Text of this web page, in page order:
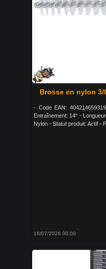
Brosse en nylon 3/
- Code EAN:
Entraînement: 14" -
Nylon - Statut produit: Actif -
16/07/2026 00:00